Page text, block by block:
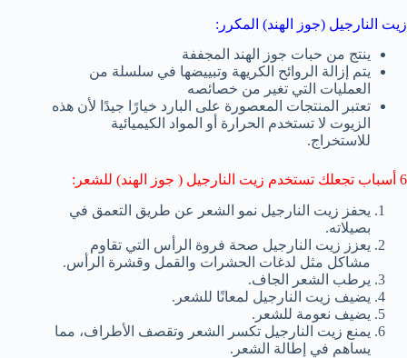
زيت النارجيل (جوز الهند) المكرر:
ينتج من حبات جوز الهند المجففة
يتم إزالة الروائح الكريهة وتبييضها في سلسلة من
العمليات التي تغير من خصائصه
تعتبر المنتجات المعصورة على البارد خيارًا جيدًا لأن هذه
الزيوت لا تستخدم الحرارة أو المواد الكيميائية
للاستخراج.
6 أسباب تجعلك تستخدم زيت النارجيل ( جوز الهند) للشعر:
يحفز زيت النارجيل نمو الشعر عن طريق التعمق في
بصيلاته.
يعزز زيت النارجيل صحة فروة الرأس التي تقاوم
مشاكل مثل لدغات الحشرات والقمل وقشرة الرأس.
يرطب الشعر الجاف.
يضيف زيت النارجيل لمعانًا للشعر.
يضيف نعومة للشعر.
يمنع زيت النارجيل تكسر الشعر وتقصف الأطراف، مما
يساهم في إطالة الشعر.